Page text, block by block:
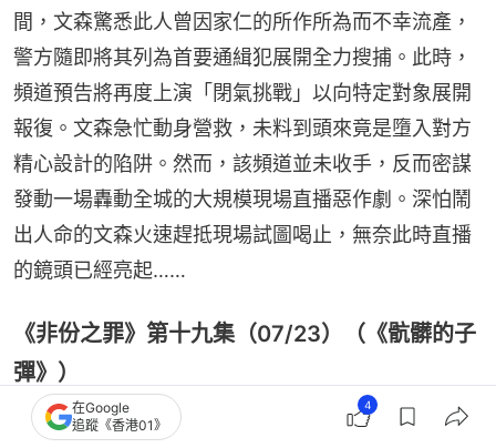
間，文森驚悉此人曾因家仁的所作所為而不幸流產，
警方隨即將其列為首要通緝犯展開全力搜捕。此時，
頻道預告將再度上演「閉氣挑戰」以向特定對象展開
報復。文森急忙動身營救，未料到頭來竟是墮入對方
精心設計的陷阱。然而，該頻道並未收手，反而密謀
發動一場轟動全城的大規模現場直播惡作劇。深怕鬧
出人命的文森火速趕抵現場試圖喝止，無奈此時直播
的鏡頭已經亮起……
《非份之罪》第十九集（07/23）（《骯髒的子
彈》）
在Google
追蹤《香港01》
4